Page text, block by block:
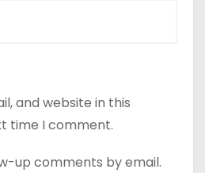
and website in this
time I comment.
up comments by email.